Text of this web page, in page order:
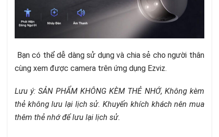
Bạn có thể dễ dàng sử dụng và chia sẻ cho người thân
cùng xem được camera trên ứng dụng Ezviz.
Lưu ý: SẢN PHẨM KHÔNG KÈM THẺ NHỚ, Không kèm
thẻ không lưu lại lịch sử. Khuyến khích khách nên mua
thêm thẻ nhớ để lưu lại lịch sử.